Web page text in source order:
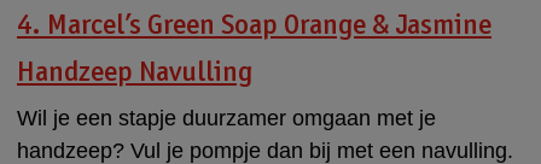
4. Marcel’s Green Soap Orange & Jasmine
Handzeep Navulling
Wil je een stapje duurzamer omgaan met je
handzeep? Vul je pompje dan bij met een navulling.